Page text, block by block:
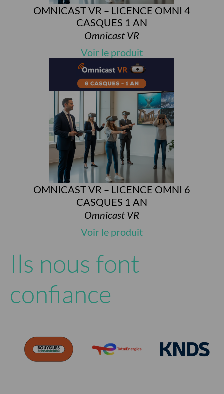
OMNICAST VR – LICENCE OMNI 4
CASQUES 1 AN
Omnicast VR
Voir le produit
OMNICAST VR – LICENCE OMNI 6
CASQUES 1 AN
Omnicast VR
Voir le produit
Ils nous font
confiance